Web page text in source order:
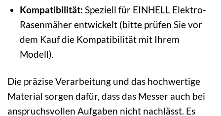
Kompatibilität: Speziell für EINHELL Elektro-
Rasenmäher entwickelt (bitte prüfen Sie vor
dem Kauf die Kompatibilität mit Ihrem
Modell).
Die präzise Verarbeitung und das hochwertige
Material sorgen dafür, dass das Messer auch bei
anspruchsvollen Aufgaben nicht nachlässt. Es